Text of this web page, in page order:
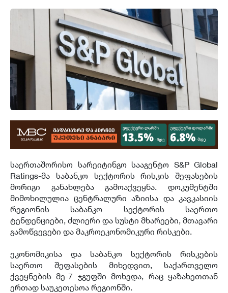
საერთაშორისო სარეიტინგო სააგენტო S&P Global
Ratings-მა საბანკო სექტორის რისკის შეფასების
მორიგი განახლება გამოაქვეყნა. დოკუმენტში
მიმოხილულია ცენტრალური აზიისა და კავკასიის
რეგიონის საბანკო სექტორის საერთო
ტენდენციები, ძლიერი და სუსტი მხარეები, მთავარი
გამოწვევები და მაკროეკონომიკური რისკები.
ეკონომიკისა და საბანკო სექტორის რისკების
საერთო შეფასების მიხედვით, საქართველო
ქვეყნების მე-7 ჯგუფში მოხვდა, რაც ყაზახეთთან
ერთად საუკეთესოა რეგიონში.